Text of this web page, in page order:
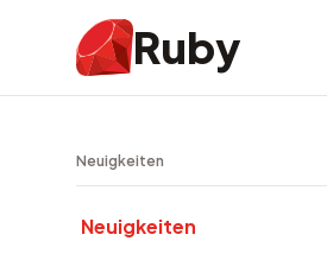
Ruby
Neuigkeiten
Neuigkeiten